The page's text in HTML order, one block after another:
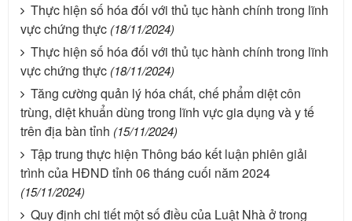
Thực hiện số hóa đối với thủ tục hành chính trong lĩnh
vực chứng thực (18/11/2024)
Thực hiện số hóa đối với thủ tục hành chính trong lĩnh
vực chứng thực (18/11/2024)
Tăng cường quản lý hóa chất, chế phẩm diệt côn
trùng, diệt khuẩn dùng trong lĩnh vực gia dụng và y tế
trên địa bàn tỉnh (15/11/2024)
Tập trung thực hiện Thông báo kết luận phiên giải
trình của HĐND tỉnh 06 tháng cuối năm 2024
(15/11/2024)
Quy định chi tiết một số điều của Luật Nhà ở trong